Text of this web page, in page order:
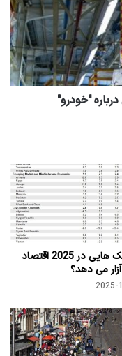
"خودرو"
چه ریسک هایی در 2025 اقتصاد
آزار می دهد؟
2025-